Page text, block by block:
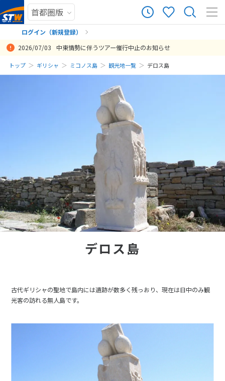
ログイン（新規登録）
まだ履歴がありません
まだ登録がありません
2026/07/03 中東情勢に伴うツアー催行中止のお知らせ
トップ ギリシャ ミコノス島 観光地一覧 デロス島
デロス島
古代ギリシャの聖地で島内には遺跡が数多く残っおり、現在は日中のみ観
光客の訪れる無人島です。